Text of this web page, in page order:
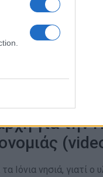
του τουρκικού
για την
Ιόνια νησιά, γιατί ο